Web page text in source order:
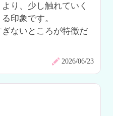
り、少し触れていく
印象です。
ないところが特徴だ
2026/06/23